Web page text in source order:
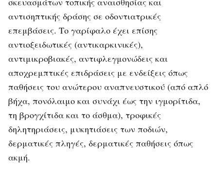
αντισηπτικής δράσης σε οδοντιατρικές
επεμβάσεις. Το γαρίφαλο έχει επίσης
αντιοξειδωτικές (αντικαρκινικές),
αντιμικροβιακές, αντιφλεγμονώδεις και
αποχρεμπτικές επιδράσεις με ενδείξεις όπως
παθήσεις του ανώτερου αναπνευστικού (από απλό
βήχα, πονόλαιμο και συνάχι έως την ιγμορίτιδα,
τη βρογχίτιδα και το άσθμα), τροφικές
δηλητηριάσεις, μυκητιάσεις των ποδιών,
δερματικές πληγές, δερματικές παθήσεις όπως
ακμή.